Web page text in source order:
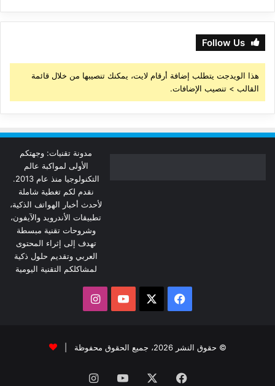
Follow Us
هذا الويدجت يتطلب إضافة أرقام لايت، يمكنك تنصيبها من خلال قائمة
القالب > تنصيب الإضافات.
مدونة تقنيات: وجهتكم
الأولى لمواكبة عالم
التكنولوجيا منذ عام 2013.
نقدم لكم تغطية شاملة
لأحدث أخبار الهواتف الذكية،
تطبيقات الأندرويد والآيفون،
وشروحات تقنية مبسطة
تهدف إلى إثراء المحتوى
العربي وتقديم حلول ذكية
لمشاكلكم التقنية اليومية
فيسبوك ‫YouTubeانستقرام
© حقوق النشر 2026، جميع الحقوق محفوظة |
فيسبوك ‫YouTubeانستقرام